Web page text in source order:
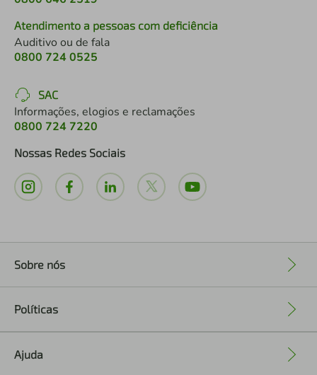
Atendimento a pessoas com deficiência
Auditivo ou de fala
0800 724 0525
SAC
Informações, elogios e reclamações
0800 724 7220
Nossas Redes Sociais
Sobre nós
Políticas
Ajuda